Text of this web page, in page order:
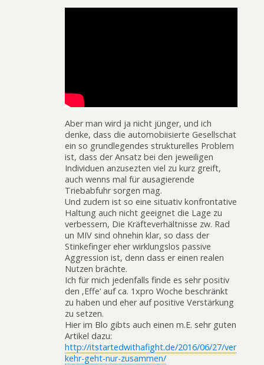
Aber man wird ja nicht jünger, und ich
denke, dass die automobiisierte Gesellschat
ein so grundlegendes strukturelles Problem
ist, dass der Ansatz bei den jeweiligen
Individuen anzusezten viel zu kurz greift,
auch wenns mal für ausagierende
Triebabfuhr sorgen mag.
Und zudem ist so eine situativ konfrontative
Haltung auch nicht geeignet die Lage zu
verbessern, Die Kräfteverhältnisse zw. Rad
un MIV sind ohnehin klar, so dass der
Stinkefinger eher wirklungslos passive
Aggression ist, denn dass er einen realen
Nutzen brächte.
Ich für mich jedenfalls finde es sehr positiv
den ‚Effe‘ auf ca. 1xpro Woche beschränkt
zu haben und eher auf positive Verstärkung
zu setzen.
Hier im Blo gibts auch einen m.E. sehr guten
Artikel dazu:
http://itstartedwithafight.de/2016/06/27/ver
kehr-geht-nur-zusammen/